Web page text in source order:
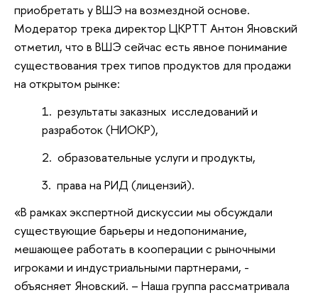
приобретать у ВШЭ на возмездной основе.
Модератор трека директор ЦКРТТ Антон Яновский
отметил, что в ВШЭ сейчас есть явное понимание
существования трех типов продуктов для продажи
на открытом рынке:
результаты заказных исследований и
разработок (НИОКР),
образовательные услуги и продукты,
права на РИД (лицензий).
«В рамках экспертной дискуссии мы обсуждали
существующие барьеры и недопонимание,
мешающее работать в кооперации с рыночными
игроками и индустриальными партнерами, -
объясняет Яновский. – Наша группа рассматривала